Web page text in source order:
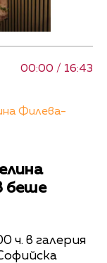
00:00 / 16:43
Филева-
беше
ч. в галерия